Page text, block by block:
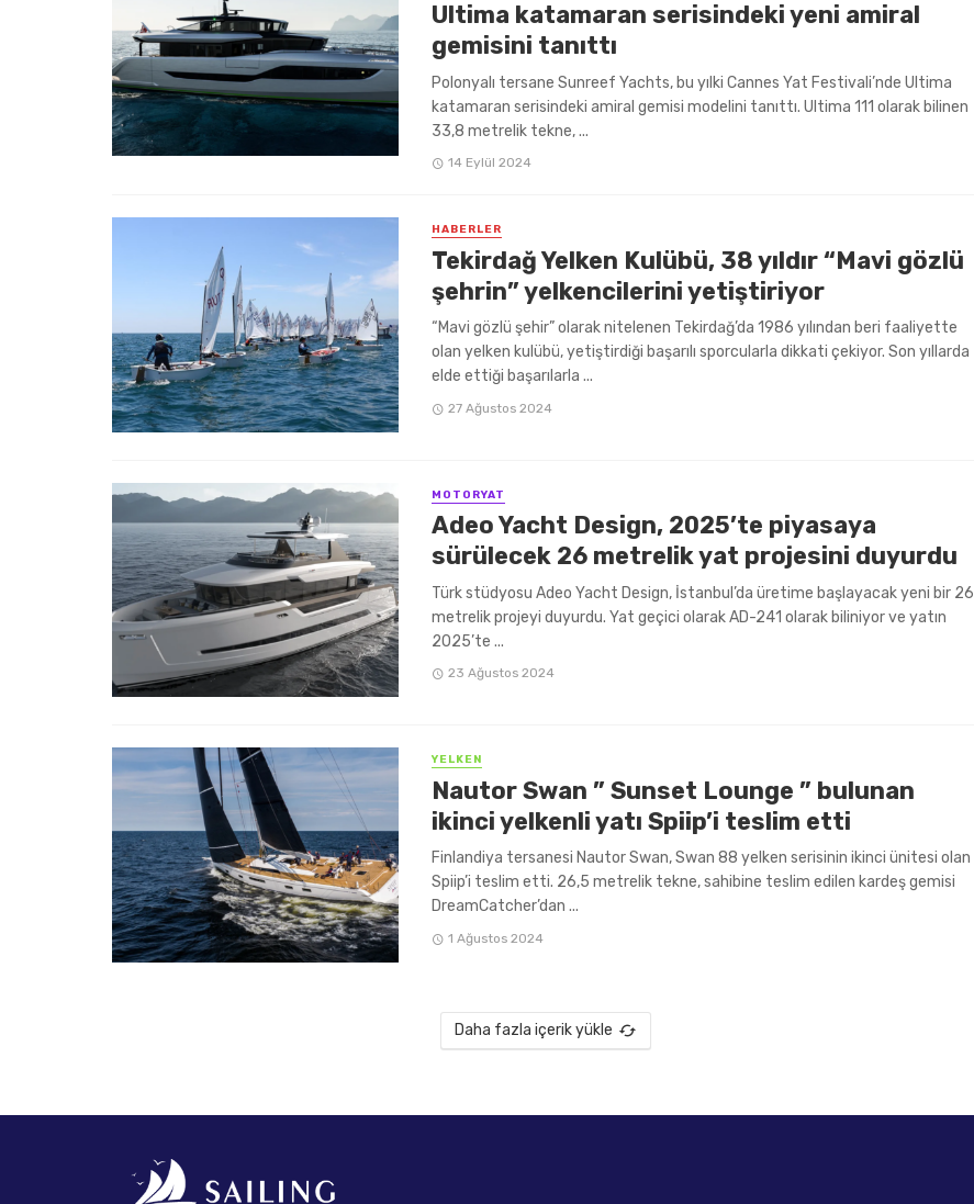
Ultima katamaran serisindeki yeni amiral
gemisini tanıttı
Polonyalı tersane Sunreef Yachts, bu yılki Cannes Yat Festivali’nde Ultima
katamaran serisindeki amiral gemisi modelini tanıttı. Ultima 111 olarak bilinen
33,8 metrelik tekne, ...
14 Eylül 2024
HABERLER
Tekirdağ Yelken Kulübü, 38 yıldır “Mavi gözlü
şehrin” yelkencilerini yetiştiriyor
“Mavi gözlü şehir” olarak nitelenen Tekirdağ’da 1986 yılından beri faaliyette
olan yelken kulübü, yetiştirdiği başarılı sporcularla dikkati çekiyor. Son yıllarda
elde ettiği başarılarla ...
27 Ağustos 2024
MOTORYAT
Adeo Yacht Design, 2025’te piyasaya
sürülecek 26 metrelik yat projesini duyurdu
Türk stüdyosu Adeo Yacht Design, İstanbul’da üretime başlayacak yeni bir 26
metrelik projeyi duyurdu. Yat geçici olarak AD-241 olarak biliniyor ve yatın
2025’te ...
23 Ağustos 2024
YELKEN
Nautor Swan ” Sunset Lounge ” bulunan
ikinci yelkenli yatı Spiip’i teslim etti
Finlandiya tersanesi Nautor Swan, Swan 88 yelken serisinin ikinci ünitesi olan
Spiip’i teslim etti. 26,5 metrelik tekne, sahibine teslim edilen kardeş gemisi
DreamCatcher’dan ...
1 Ağustos 2024
Daha fazla içerik yükle